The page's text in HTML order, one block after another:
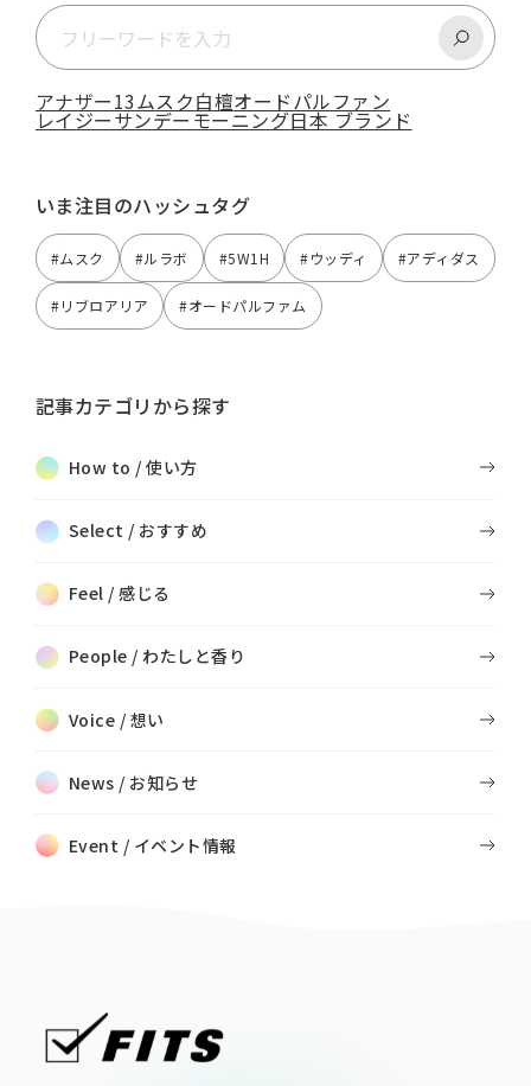
アナザー13ムスク白檀オードパルファン
レイジーサンデーモーニング日本 ブランド
いま注目のハッシュタグ
#ムスク #ルラボ #5W1H #ウッディ #アディダス
#リブロアリア #オードパルファム
記事カテゴリから探す
How to / 使い方
Select / おすすめ
Feel / 感じる
People / わたしと香り
Voice / 想い
News / お知らせ
Event / イベント情報